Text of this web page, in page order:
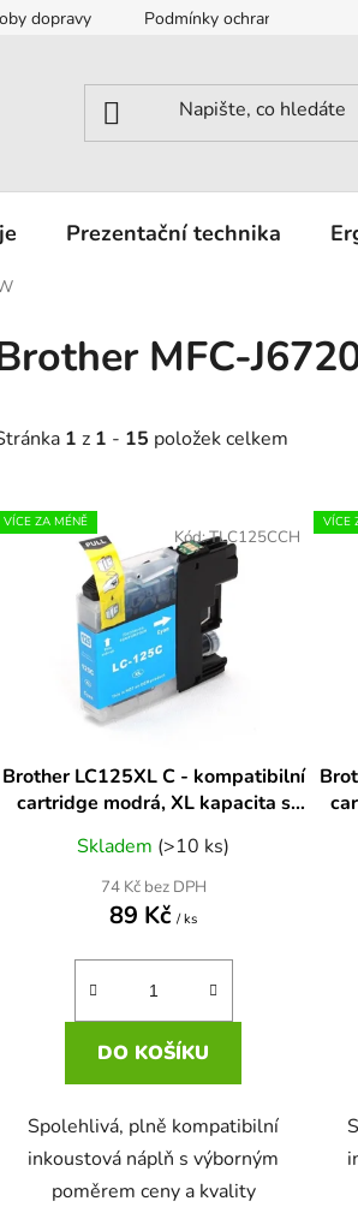
dopravy Podmínky ochrany osobních
Prezentační technika
MFC-
1 z 1 - 15 položek celkem
d
u
VÍCE ZA MÉNĚ
Brother LC125XL C - kompatibilní
cartridge modrá, XL kapacita s
Skladem (>10 ks)
74 Kč bez DPH
89 Kč/ ks
DO KOŠÍKU
Spolehlivá, plně kompatibilní
inkoustová náplň s výborným
poměrem ceny a kvality
Kód:TLC125CCH
VÍCE